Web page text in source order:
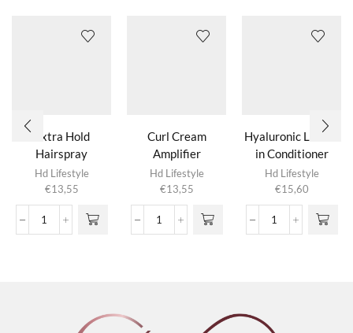
Extra Hold
Hairspray
Hd Lifestyle
€13,55
Extra
Curl Cream
Amplifier
Hd Lifestyle
€13,55
Curl
Hyaluronic Leave-
in Conditioner
Hd Lifestyle
€15,60
Hyaluronic